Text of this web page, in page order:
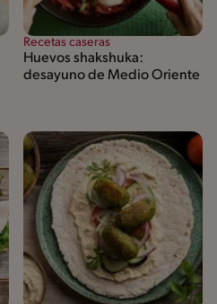
Recetas caseras
Huevos shakshuka:
desayuno de Medio Oriente